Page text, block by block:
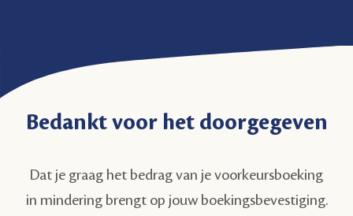
Bedankt voor het doorgegeven
Dat je graag het bedrag van je voorkeursboeking
in mindering brengt op jouw boekingsbevestiging.